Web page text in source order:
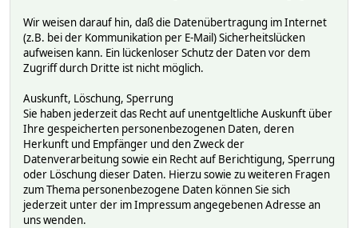
Wir weisen darauf hin, daß die Datenübertragung im Internet
(z.B. bei der Kommunikation per E-Mail) Sicherheitslücken
aufweisen kann. Ein lückenloser Schutz der Daten vor dem
Zugriff durch Dritte ist nicht möglich.
Auskunft, Löschung, Sperrung
Sie haben jederzeit das Recht auf unentgeltliche Auskunft über
Ihre gespeicherten personenbezogenen Daten, deren
Herkunft und Empfänger und den Zweck der
Datenverarbeitung sowie ein Recht auf Berichtigung, Sperrung
oder Löschung dieser Daten. Hierzu sowie zu weiteren Fragen
zum Thema personenbezogene Daten können Sie sich
jederzeit unter der im Impressum angegebenen Adresse an
uns wenden.